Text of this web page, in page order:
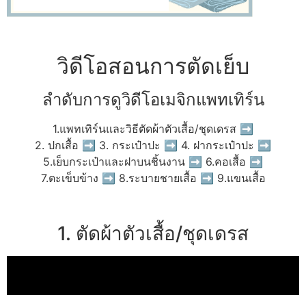
วิดีโอสอนการตัดเย็บ
ลำดับการดูวิดีโอเมจิกแพทเทิร์น
1.แพทเทิร์นและวิธีตัดผ้าตัวเสื้อ/ชุดเดรส ➡
2. ปกเสื้อ ➡ 3. กระเป๋าปะ ➡ 4. ฝากระเป๋าปะ ➡
5.เย็บกระเป๋าและฝาบนชิ้นงาน ➡ 6.คอเสื้อ ➡
7.ตะเข็บข้าง ➡ 8.ระบายชายเสื้อ ➡ 9.แขนเสื้อ
1. ตัดผ้าตัวเสื้อ/ชุดเดรส